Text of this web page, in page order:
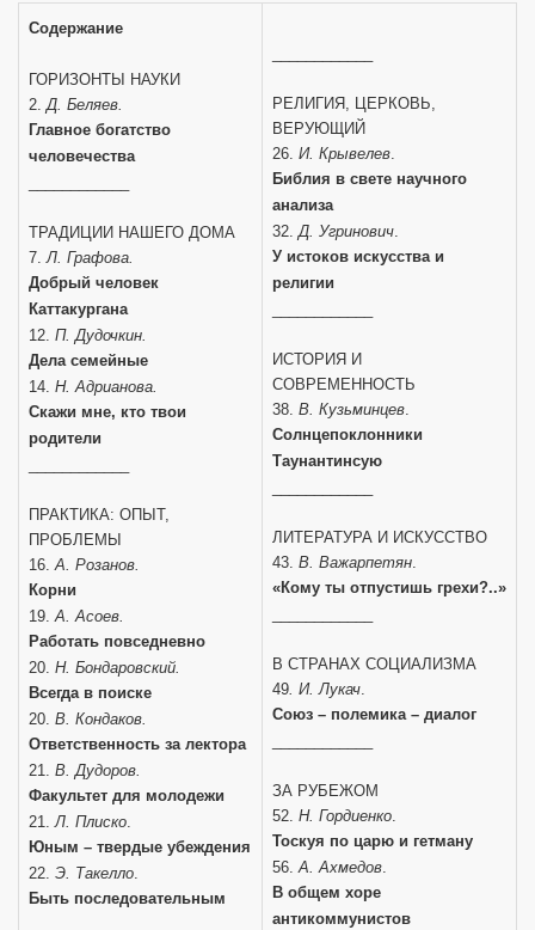
Содержание
ГОРИЗОНТЫ НАУКИ
2.Д. Беляев.
Главное богатство
человечества
ТРАДИЦИИ НАШЕГО ДОМА
7.Л. Графова.
Добрый человек
Каттакургана
12. П. Дудочкин.
Дела семейные
14. Н. Адрианова.
Скажи мне, кто твои
родители
ПРАКТИКА: ОПЫТ,
ПРОБЛЕМЫ
16.А. Розанов.
Корни
19.А. Асоев.
Работать повседневно
20. Н. Бондаровский.
Всегда в поиске
20. В. Кондаков.
Ответственность за лектора
21. В. Дудоров.
Факультет для молодежи
21.Л. Плиско.
Юным – твердые убеждения
22. Э. Такелло.
Быть последовательным
РЕЛИГИЯ, ЦЕРКОВЬ,
ВЕРУЮЩИЙ
26. И. Крывелев.
Библия в свете научного
анализа
32.Д. Угринович.
У истоков искусства и
религии
ИСТОРИЯ И
СОВРЕМЕННОСТЬ
38. В. Кузьминцев.
Солнцепоклонники
Таунантинсую
ЛИТЕРАТУРА И ИСКУССТВО
43. В. Важарпетян.
«Кому ты отпустишь грехи?..»
В СТРАНАХ СОЦИАЛИЗМА
49. И. Лукач.
Союз – полемика – диалог
ЗА РУБЕЖОМ
52. Н. Гордиенко.
Тоскуя по царю и гетману
56.А. Ахмедов.
В общем хоре
антикоммунистов